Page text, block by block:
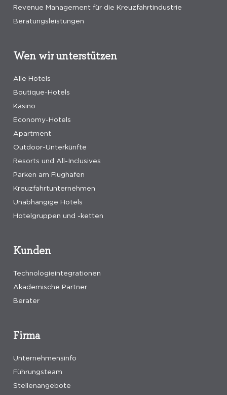
Revenue Management für die Kreuzfahrtindustrie
Beratungsleistungen
Wen wir unterstützen
Alle Hotels
Boutique-Hotels
Kasino
Economy-Hotels
Apartment
Outdoor-Unterkünfte
Resorts und All-Inclusives
Parken am Flughafen
Kreuzfahrtunternehmen
Unabhängige Hotels
Hotelgruppen und -ketten
Firma
Unternehmensinfo
Führungsteam
Stellenangebote
Kunden
Technologieintegrationen
Akademische Partner
Berater